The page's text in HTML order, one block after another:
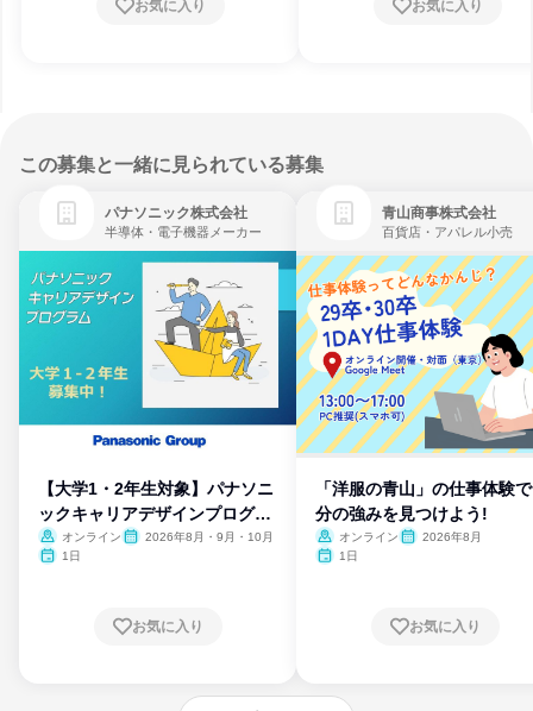
お気に入り お気に入り
この募集と一緒に見られている募集
パナソニック株式会社
半導体・電子機器メーカー
【大学1・2年生対象】パナソニ
ックキャリアデザインプログラ
ム
オンライン
2026年8月・9月・10月
1日
お気に入り
青山商事株式会社
百貨店・アパレル小売
「洋服の青山」の仕事体験
分の強みを見つけよう!
オンライン
2026年8月
1日
お気に入り